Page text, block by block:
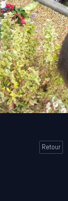
Retour